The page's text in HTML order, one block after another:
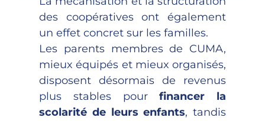
des coopératives ont également
un effet concret sur les familles.
Les parents membres de CUMA,
mieux équipés et mieux organisés,
disposent désormais de revenus
plus stables pourfinancer la
scolarité de leurs enfants, tandis